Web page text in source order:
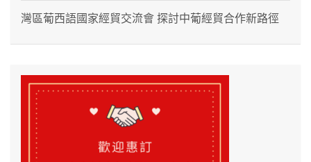
灣區葡西語國家經貿交流會 探討中葡經貿合作新路徑